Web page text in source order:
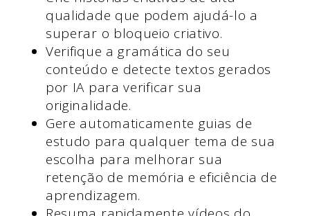
qualidade que podem ajudá-lo a
superar o bloqueio criativo.
Verifique a gramática do seu
conteúdo e detecte textos gerados
por IA para verificar sua
originalidade.
Gere automaticamente guias de
estudo para qualquer tema de sua
escolha para melhorar sua
retenção de memória e eficiência de
aprendizagem.